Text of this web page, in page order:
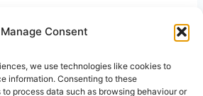
Manage Consent
we use technologies like cookies to
information. Consenting to these
process data such as browsing behaviour or
dabar
rutiną: vanduo nuo ryto,
sveikieji riebalai, 30–45